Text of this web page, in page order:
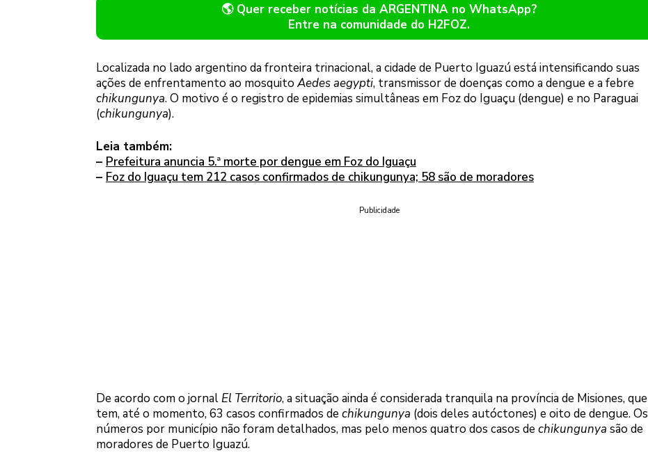
🌎 Quer receber notícias da ARGENTINA no WhatsApp?
Entre na comunidade do H2FOZ.
Localizada no lado argentino da fronteira trinacional, a cidade de Puerto Iguazú está intensificando suas
ações de enfrentamento ao mosquitoAedes aegypti, transmissor de doenças como a dengue e a febre
chikungunya. O motivo é o registro de epidemias simultâneas em Foz do Iguaçu (dengue) e no Paraguai
(chikungunya).
Leia também:
– Prefeitura anuncia 5.ª morte por dengue em Foz do Iguaçu
– Foz do Iguaçu tem 212 casos confirmados de chikungunya; 58 são de moradores
Publicidade
De acordo com o jornalEl Territorio, a situação ainda é considerada tranquila na província de Misiones, que
tem, até o momento, 63 casos confirmados de chikungunya (dois deles autóctones) e oito de dengue. Os
números por município não foram detalhados, mas pelo menos quatro dos casos de chikungunya são de
moradores de Puerto Iguazú.